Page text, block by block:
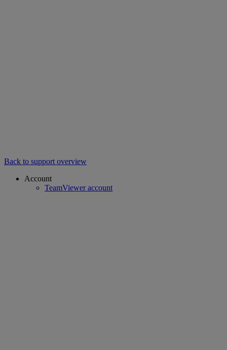
Back to support overview
Account
TeamViewer account